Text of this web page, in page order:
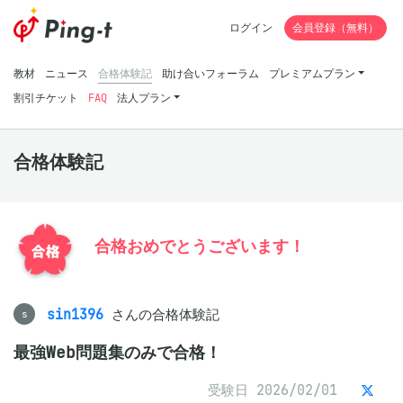
教材 ニュース 合格体験記 助け合いフォーラム
プレミアムプラン
割引チケット
FAQ 法人プラン
ログイン 会員登録（無料）
合格体験記
合格おめでとうございます！
s sin1396 さんの合格体験記
最強Web問題集のみで合格！
受験日 2026/02/01